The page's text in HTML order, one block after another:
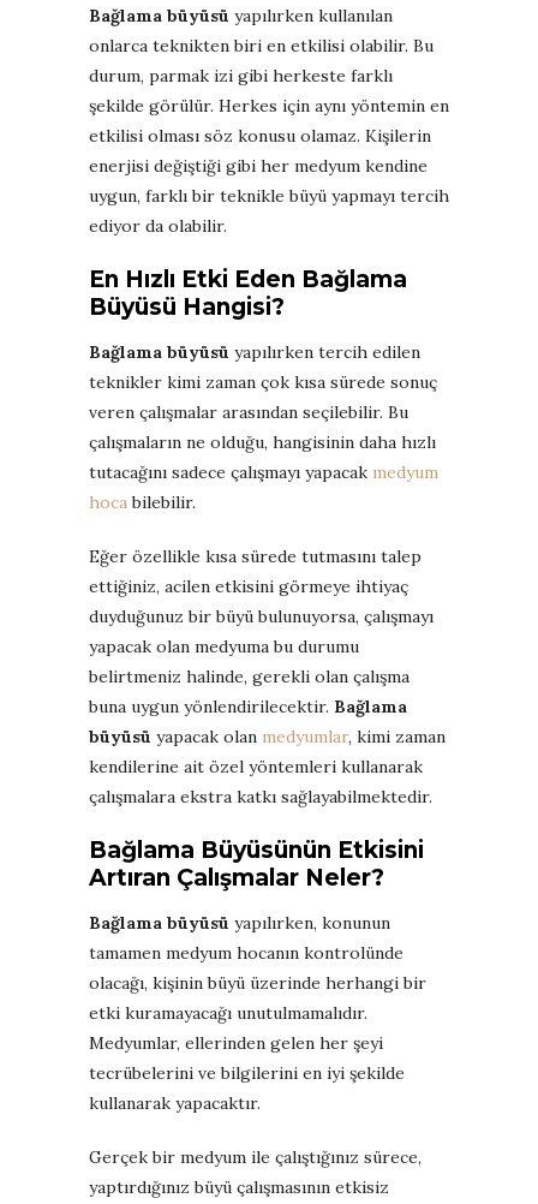
Bağlama büyüsü yapılırken kullanılan
onlarca teknikten biri en etkilisi olabilir. Bu
durum, parmak izi gibi herkeste farklı
şekilde görülür. Herkes için aynı yöntemin en
etkilisi olması söz konusu olamaz. Kişilerin
enerjisi değiştiği gibi her medyum kendine
uygun, farklı bir teknikle büyü yapmayı tercih
ediyor da olabilir.
En Hızlı Etki Eden Bağlama
Büyüsü Hangisi?
Bağlama büyüsü yapılırken tercih edilen
teknikler kimi zaman çok kısa sürede sonuç
veren çalışmalar arasından seçilebilir. Bu
çalışmaların ne olduğu, hangisinin daha hızlı
tutacağını sadece çalışmayı yapacak medyum
hocabilebilir.
Eğer özellikle kısa sürede tutmasını talep
ettiğiniz, acilen etkisini görmeye ihtiyaç
duyduğunuz bir büyü bulunuyorsa, çalışmayı
yapacak olan medyuma bu durumu
belirtmeniz halinde, gerekli olan çalışma
buna uygun yönlendirilecektir. Bağlama
büyüsü yapacak olan medyumlar, kimi zaman
kendilerine ait özel yöntemleri kullanarak
çalışmalara ekstra katkı sağlayabilmektedir.
Bağlama Büyüsünün Etkisini
Artıran Çalışmalar Neler?
Bağlama büyüsü yapılırken, konunun
tamamen medyum hocanın kontrolünde
olacağı, kişinin büyü üzerinde herhangi bir
etki kuramayacağı unutulmamalıdır.
Medyumlar, ellerinden gelen her şeyi
tecrübelerini ve bilgilerini en iyi şekilde
kullanarak yapacaktır.
Gerçek bir medyum ile çalıştığınız sürece,
yaptırdığınız büyü çalışmasının etkisiz